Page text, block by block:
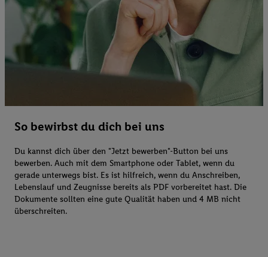
So bewirbst du dich bei uns
Du kannst dich über den "Jetzt bewerben"-Button bei uns
bewerben. Auch mit dem Smartphone oder Tablet, wenn du
gerade unterwegs bist. Es ist hilfreich, wenn du Anschreiben,
Lebenslauf und Zeugnisse bereits als PDF vorbereitet hast. Die
Dokumente sollten eine gute Qualität haben und 4 MB nicht
überschreiten.